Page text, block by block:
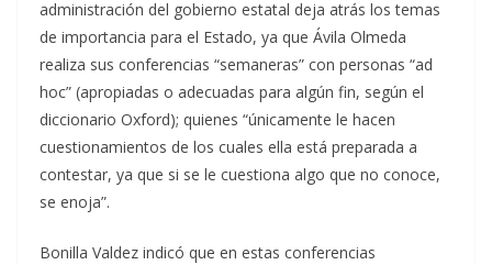
administración del gobierno estatal deja atrás los temas
de importancia para el Estado, ya que Ávila Olmeda
realiza sus conferencias “semaneras” con personas “ad
hoc” (apropiadas o adecuadas para algún fin, según el
diccionario Oxford); quienes “únicamente le hacen
cuestionamientos de los cuales ella está preparada a
contestar, ya que si se le cuestiona algo que no conoce,
se enoja”.
Bonilla Valdez indicó que en estas conferencias